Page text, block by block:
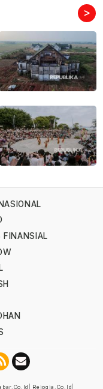
>
FINANSIAL
Rejogja.co.id